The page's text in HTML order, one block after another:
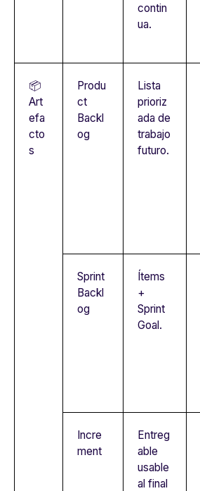
contin
ua.
📦
Art
efa
cto
s
Produ
ct
Backl
og
Lista
prioriz
ada de
trabajo
futuro.
Sprint
Backl
og
Ítems
+
Sprint
Goal.
Incre
ment
Entreg
able
usable
al final